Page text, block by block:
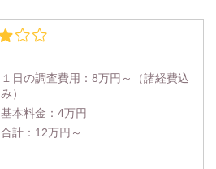
１日の調査費用： 8万円～
（諸経費込
み）
基本料金：4万円
合計：12万円～